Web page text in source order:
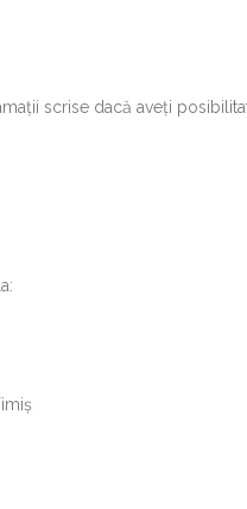
scrise dacă aveți